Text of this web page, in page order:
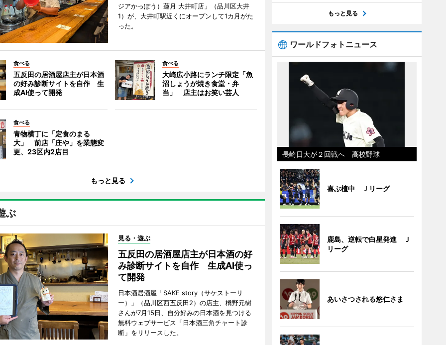
ジアかっぽう）蓮月 大井町店」（品川区大井
1）が、大井町駅近くにオープンして1カ月がた
った。
食べる
五反田の居酒屋店主が日本酒
の好み診断サイトを自作 生
成AI使って開発
食べる
大崎広小路にランチ限定「魚
沼しょうが焼き食堂・弁
当」 店主はお笑い芸人
食べる
青物横丁に「定食のまる
大」 前店「庄や」を業態変
更、23区内2店目
もっと見る
ぶ
見る・遊ぶ
五反田の居酒屋店主が日本酒の好
み診断サイトを自作 生成AI使っ
て開発
日本酒居酒屋「SAKE story（サケストーリ
ー）」（品川区西五反田2）の店主、橋野元樹
さんが7月15日、自分好みの日本酒を見つける
無料ウェブサービス「日本酒三角チャート診
断」をリリースした。
もっと見る
ワールドフォトニュース
長崎日大が２回戦へ 高校野球
喜ぶ植中 Ｊリーグ
鹿島、逆転で白星発進 Ｊ
リーグ
あいさつされる悠仁さま